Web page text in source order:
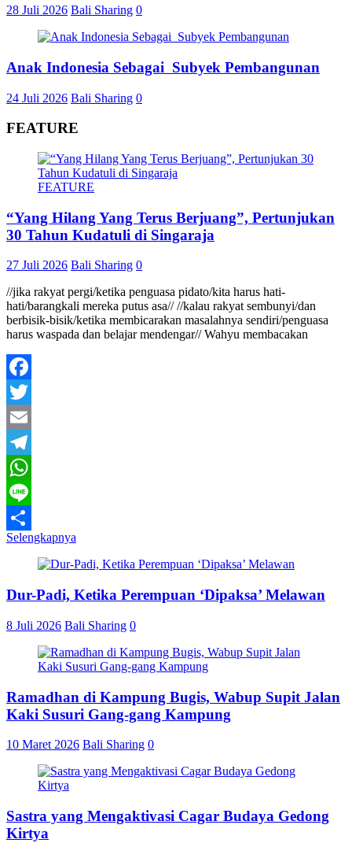
28 Juli 2026 Bali Sharing 0
Anak Indonesia Sebagai Subyek Pembangunan
24 Juli 2026 Bali Sharing 0
FEATURE
FEATURE
“Yang Hilang Yang Terus Berjuang”, Pertunjukan
30 Tahun Kudatuli di Singaraja
27 Juli 2026 Bali Sharing 0
//jika rakyat pergi/ketika penguasa pidato/kita harus hati-
hati/barangkali mereka putus asa// //kalau rakyat sembunyi/dan
berbisik-bisik/ketika membicarakan masalahnya sendiri/penguasa
harus waspada dan belajar mendengar// Wahyu membacakan
Facebook
Twitter
Email
Telegram
WhatsApp
Line
Share
Selengkapnya
Dur-Padi, Ketika Perempuan ‘Dipaksa’ Melawan
8 Juli 2026 Bali Sharing 0
Ramadhan di Kampung Bugis, Wabup Supit Jalan
Kaki Susuri Gang-gang Kampung
10 Maret 2026 Bali Sharing 0
Sastra yang Mengaktivasi Cagar Budaya Gedong
Kirtya